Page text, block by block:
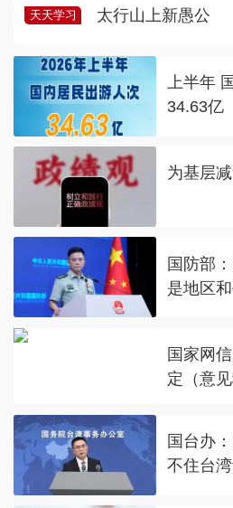
天天学习 太行山上新愚公
上半年
34.63亿
为基层
国防部
是地区
国家网
定（意
国台办
不住台